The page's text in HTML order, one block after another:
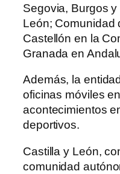
Segovia, Burgos
León; Comunidad
Castellón en la
Granada en
Además, la
oficinas móviles
acontecimientos
deportivos.
Castilla y León,
comunidad